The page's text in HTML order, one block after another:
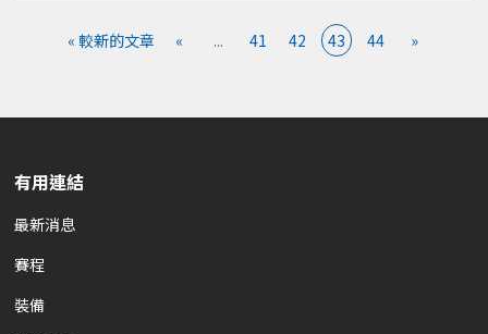
« 較新的文章 « ... 41 42 43 44 »
有用連結
最新消息
賽程
裝備